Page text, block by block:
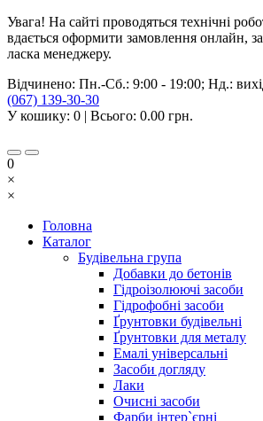
Увага! На сайті проводяться технічні
вдається оформити замовлення онлайн,
ласка менеджеру.
Відчинено: Пн.-Сб.: 9:00 - 19:00; Нд.:
(067) 139-30-30
У кошику: 0 | Всього: 0.00 грн.
0
×
×
Головна
Каталог
Будівельна група
Добавки до бетонів
Гідроізолюючі засоби
Гідрофобні засоби
Ґрунтовки будівельні
Ґрунтовки для металу
Емалі універсальні
Засоби догляду
Лаки
Очисні засоби
Фарби інтер`єрні